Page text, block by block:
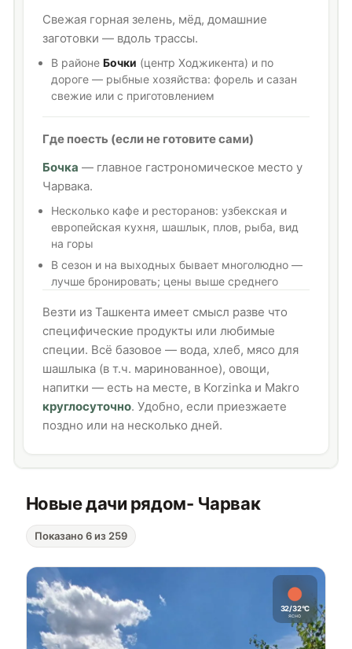
Свежая горная зелень, мёд, домашние
заготовки — вдоль трассы.
В районеБочки (центр Ходжикента) и по
дороге — рыбные хозяйства: форель и сазан
свежие или с приготовлением
Где поесть (если не готовите сами)
Бочка — главное гастрономическое место у
Чарвака.
Несколько кафе и ресторанов: узбекская и
европейская кухня, шашлык, плов, рыба, вид
на горы
В сезон и на выходных бывает многолюдно —
лучше бронировать; цены выше среднего
Везти из Ташкента имеет смысл разве что
специфические продукты или любимые
специи. Всё базовое — вода, хлеб, мясо для
шашлыка (в т.ч. маринованное), овощи,
напитки — есть на месте, в Korzinka и Makro
круглосуточно. Удобно, если приезжаете
поздно или на несколько дней.
Новые дачи рядом- Чарвак
Показано 6 из 259
32/32°C
ясно